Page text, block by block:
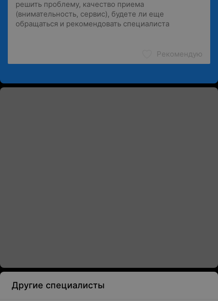
Рекомендую
Другие специалисты